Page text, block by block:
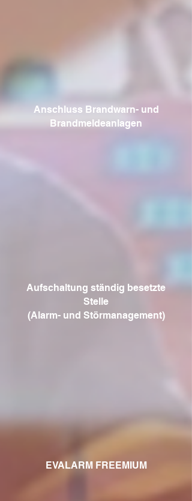
Anschluss Brandwarn- und
Brandmeldeanlagen
Aufschaltung ständig besetzte
Stelle
(Alarm- und Störmanagement)
EVALARM FREEMIUM